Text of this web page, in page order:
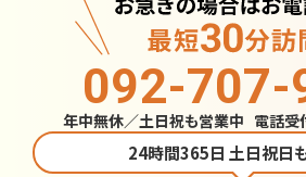
092-707-
年中無休／土日祝も営業中 電話受
24時間365日 土日祝日